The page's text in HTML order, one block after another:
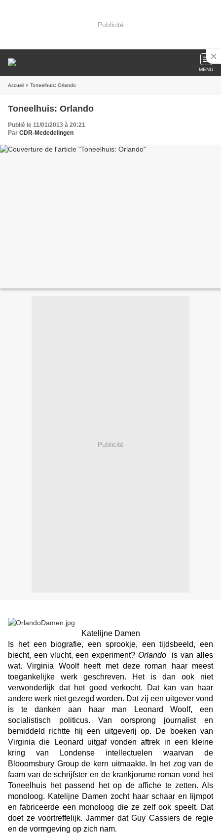
Publicité
MENU
Accueil » Toneelhuis: Orlando
Toneelhuis: Orlando
Publié le 11/01/2013 à 20:21
Par CDR-Mededelingen
Publicité
Katelijne Damen
Is het een biografie, een sprookje, een tijdsbeeld, een
biecht, een vlucht, een experiment? Orlandois van alles
wat. Virginia Woolf heeft met deze roman haar meest
toegankelijke werk geschreven. Het is dan ook niet
verwonderlijk dat het goed verkocht. Dat kan van haar
andere werk niet gezegd worden. Dat zij een uitgever vond
is te danken aan haar man Leonard Woolf, een
socialistisch politicus. Van oorsprong journalist en
bemiddeld richtte hij een uitgeverij op. De boeken van
Virginia die Leonard uitgaf vonden aftrek in een kleine
kring van Londense intellectuelen waarvan de
Blooomsbury Group de kern uitmaakte. In het zog van de
faam van de schrijfster en de krankjorume roman vond het
Toneelhuis het passend het op de affiche te zetten. Als
monoloog. Katelijne Damen zocht haar schaar en lijmpot
en fabriceerde een monoloog die ze zelf ook speelt. Dat
doet ze voortreffelijk. Jammer dat Guy Cassiers de regie
en de vormgeving op zich nam.